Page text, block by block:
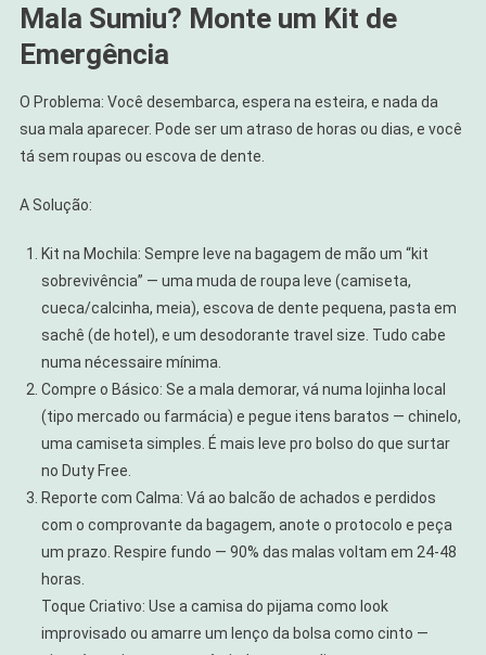
Mala Sumiu? Monte um Kit de
Emergência
O Problema: Você desembarca, espera na esteira, e nada da
sua mala aparecer. Pode ser um atraso de horas ou dias, e você
tá sem roupas ou escova de dente.
A Solução:
Kit na Mochila: Sempre leve na bagagem de mão um “kit
sobrevivência” — uma muda de roupa leve (camiseta,
cueca/calcinha, meia), escova de dente pequena, pasta em
sachê (de hotel), e um desodorante travel size. Tudo cabe
numa nécessaire mínima.
Compre o Básico: Se a mala demorar, vá numa lojinha local
(tipo mercado ou farmácia) e pegue itens baratos — chinelo,
uma camiseta simples. É mais leve pro bolso do que surtar
no Duty Free.
Reporte com Calma: Vá ao balcão de achados e perdidos
com o comprovante da bagagem, anote o protocolo e peça
um prazo. Respire fundo — 90% das malas voltam em 24-48
horas.
Toque Criativo: Use a camisa do pijama como look
improvisado ou amarre um lenço da bolsa como cinto —